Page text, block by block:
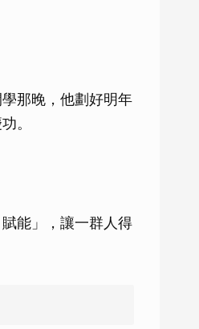
那晚，他劃好明年
。
能」，讓一群人得